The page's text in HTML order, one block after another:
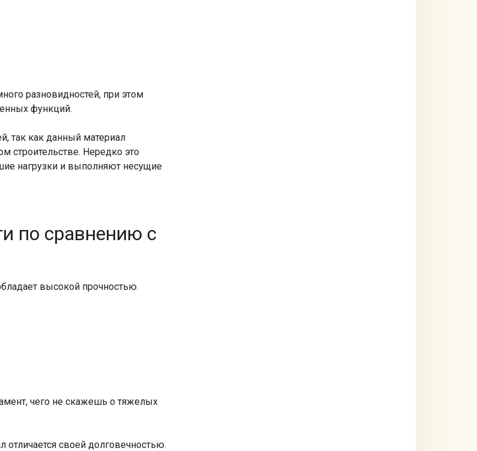
разновидностей, при этом
функций.
так как данный материал
строительстве. Нередко это
нагрузки и выполняют несущие
по сравнению с
высокой прочностью.
чего не скажешь о тяжелых
своей долговечностью.